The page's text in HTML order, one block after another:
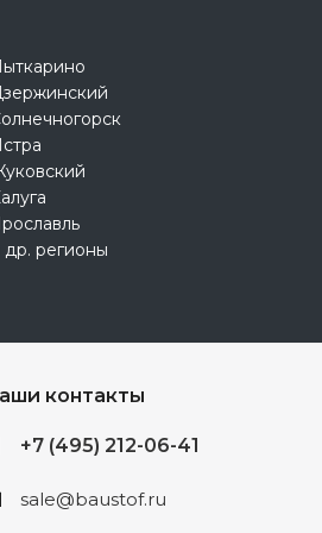
др. регионы
контакты
+7 (495) 212-06-41
sale@baustof.ru